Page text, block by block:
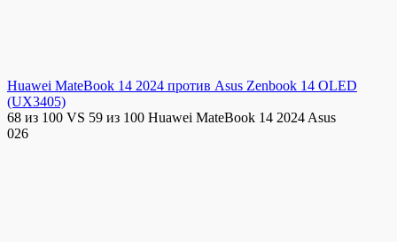
Huawei MateBook 14 2024 против Asus Zenbook 14 OLED
(UX3405)
68 из 100 VS 59 из 100 Huawei MateBook 14 2024 Asus
026